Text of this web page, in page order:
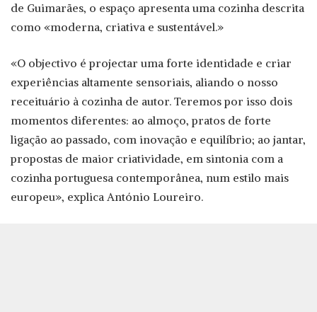
de Guimarães, o espaço apresenta uma cozinha descrita
como «moderna, criativa e sustentável.»
«O objectivo é projectar uma forte identidade e criar
experiências altamente sensoriais, aliando o nosso
receituário à cozinha de autor. Teremos por isso dois
momentos diferentes: ao almoço, pratos de forte
ligação ao passado, com inovação e equilíbrio; ao jantar,
propostas de maior criatividade, em sintonia com a
cozinha portuguesa contemporânea, num estilo mais
europeu», explica António Loureiro.